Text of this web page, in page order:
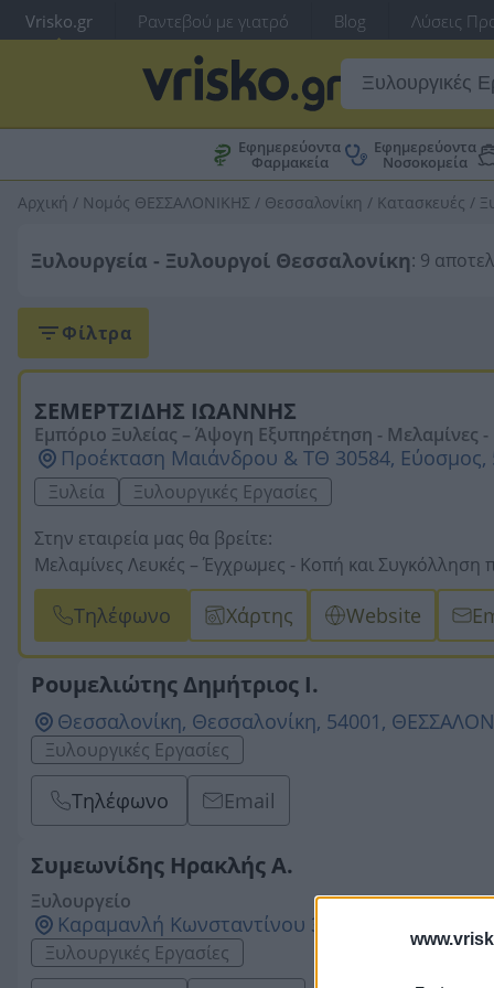
Vrisko.gr Ραντεβού με γιατρό Blog Λύσεις
Εφημερεύοντα
Φαρμακεία
Εφημερεύοντα
Νοσοκομεία
Αρχική / Νομός ΘΕΣΣΑΛΟΝΙΚΗΣ / Θεσσαλονίκη / Κατασκευές /
Ξυλουργεία - Ξυλουργοί Θεσσαλονίκη: 9
Φίλτρα
ΣΕΜΕΡΤΖΙΔΗΣ ΙΩΑΝΝΗΣ
Εμπόριο Ξυλείας – Άψογη Εξυπηρέτηση - Μελαμίνες
ή Μελαμίνες - Συγκόλληση Μελαμίνες - Κόντρα Πλακέ - Κόντρα Πλακέ Θαλάσσης - Κόντρα Πλακάζ - Σ
υγκόλληση PVC - MDF - MDF Σμαλτίνη - Ξυλεία
Προέκταση Μαιάνδρου & ΤΘ 30584,
Ξυλεία
Ξυλουργικές Εργασίες
Στην εταιρεία μας θα βρείτε:
Μελαμίνες Λευκές – Έγχρωμες - Κοπή και Συγκόλληση
κοπής σε επιφάνεια ξύλου στο σχήμα και μέγεθος που
Συγκόλληση PVC -
MDF σμαλτίνη - Ξυλεία Σουηδική –
άμεση!!!
Τηλέφωνο Χάρτης Website
Ρουμελιώτης Δημήτριος Ι.
Θεσσαλονίκη, Θεσσαλονίκη, 54001,
Ξυλουργικές Εργασίες
Τηλέφωνο Email
Συμεωνίδης Ηρακλής Α.
Ξυλουργείο
Καραμανλή Κωνσταντίνου 35, Θεσσαλονίκη,
Ξυλουργικές Εργασίες